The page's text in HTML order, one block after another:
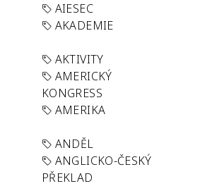
AIESEC
AKADEMIE
AKTIVITY
AMERICKÝ
KONGRESS
AMERIKA
ANDĚL
ANGLICKO-ČESKÝ
PŘEKLAD